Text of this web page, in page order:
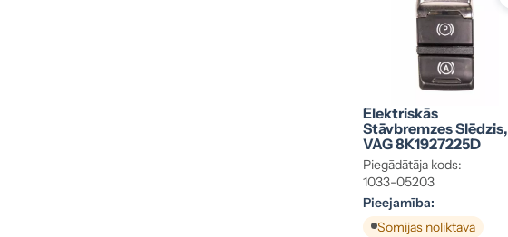
Elektriskās
Stāvbremzes Slēdzis,
VAG 8K1927225D
Piegādātāja kods:
1033-05203
Pieejamība:
Somijas noliktavā